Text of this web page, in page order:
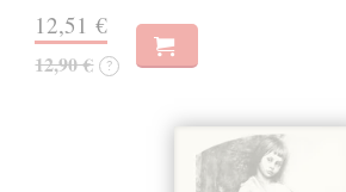
12,51 €
12,90 € ?